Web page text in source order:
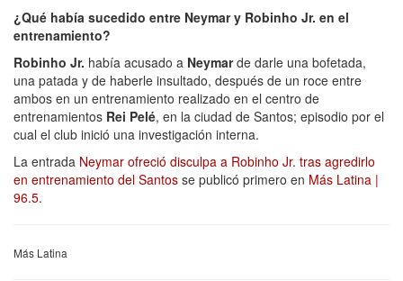
¿Qué había sucedido entre Neymar y Robinho Jr. en el
entrenamiento?
Robinho Jr. había acusado a Neymarde darle una bofetada,
una patada y de haberle insultado, después de un roce entre
ambos en un entrenamiento realizado en el centro de
entrenamientos Rei Pelé, en la ciudad de Santos; episodio por el
cual el club inició una investigación interna.
La entrada Neymar ofreció disculpa a Robinho Jr. tras agredirlo
en entrenamiento del Santos se publicó primero en Más Latina |
96.5.
Más Latina